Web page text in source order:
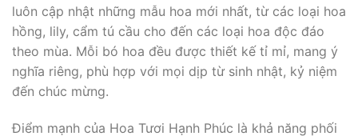
luôn cập nhật những mẫu hoa mới nhất, từ các loại hoa
hồng, lily, cẩm tú cầu cho đến các loại hoa độc đáo
theo mùa. Mỗi bó hoa đều được thiết kế tỉ mỉ, mang ý
nghĩa riêng, phù hợp với mọi dịp từ sinh nhật, kỷ niệm
đến chúc mừng.
Điểm mạnh của Hoa Tươi Hạnh Phúc là khả năng phối